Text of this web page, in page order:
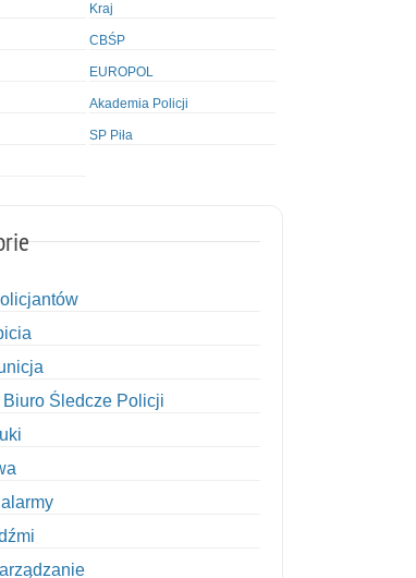
Kraj
CBŚP
EUROPOL
Akademia Policji
SP Piła
Śledcze Policji